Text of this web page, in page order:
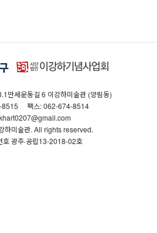
만세운동길 6 이강하미술관 (양림동)
8515
팩스: 062-674-8514
하미술관. All rights reserved.
호 광주·공립13-2018-02호